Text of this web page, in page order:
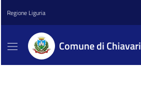
Regione Liguria
Comune di Chiavari